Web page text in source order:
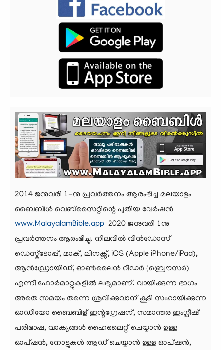
2014 ജനുവരി 1-നു പ്രവര്‍ത്തനം ആരംഭിച്ച മലയാളം
ബൈബിൾ വെബ്സൈറ്റിന്റെ പുതിയ വേർഷൻ
www.MalayalamBible.app 2020 ജനുവരി 1നു
പ്രവർത്തനം ആരംഭിച്ചു. നിലവില്‍ വിന്‍ഡോസ്‌
ഡെസ്ക്ടോപ്പ്, മാക്, ലിനക്സ്, iOS (Apple iPhone/iPad),
ആന്‍ഡ്രോയിഡ്, ഓണ്‍ലൈന്‍ റീഡര്‍ (ബ്രൌസര്‍)
എന്നീ ഫോര്‍മാറ്റുകളില്‍ ലഭ്യമാണ്. വായിക്കുന്ന ഭാഗം
അതെ സമയം തന്നെ ശ്രവിക്കുവാന് കൂടി സഹായിക്കുന്ന
ഓഡിയോ ബൈബിള് ഇന്റഗ്രേഷന്, സമാന്തര ഇംഗ്ലീഷ്
പരിഭാഷ, വാക്യങ്ങള്‍ ഹൈലൈറ്റ് ചെയ്യാന്‍ ഉള്ള
ഓപ്ഷന്‍, നോട്ടുകള്‍ ആഡ് ചെയ്യാന്‍ ഉള്ള ഓപ്ഷന്‍,